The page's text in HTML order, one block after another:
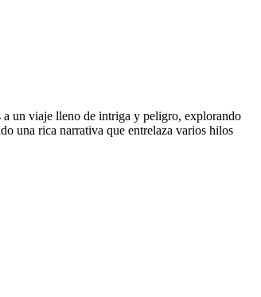
a un viaje lleno de intriga y peligro, explorando
una rica narrativa que entrelaza varios hilos